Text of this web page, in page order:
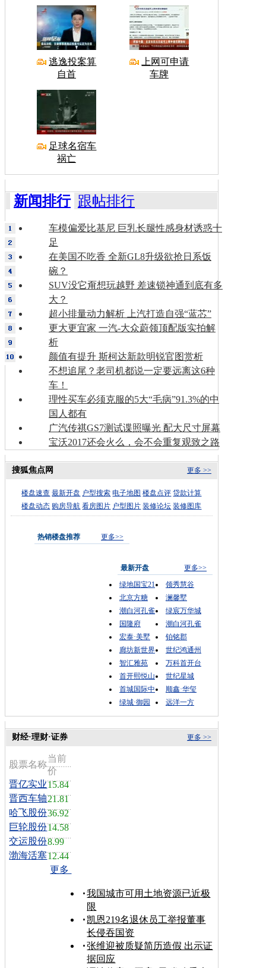
逃逸投案算
自首
上网可申请
车牌
足球名宿车
祸亡
新闻排行 跟帖排行
车模偏爱比基尼 巨乳长腿性感身材诱惑十
足
在美国不吃香 全新GL8升级欲抢日系饭
碗？
SUV没它甭想玩越野 差速锁神通到底有多
大？
超小排量动力解析 上汽打造自强“蓝芯”
更大更宜家 一汽-大众蔚领顶配版实拍解
析
颜值有提升 斯柯达新款明锐官图赏析
不想追尾？老司机都说一定要远离这6种
车！
理性买车必须克服的5大“毛病”91.3%的中
国人都有
广汽传祺GS7测试谍照曝光 配大尺寸屏幕
宝沃2017还会火么，会不会重复观致之路
更多 >>
搜狐焦点网
楼盘速查 最新开盘 户型搜索 电子地图 楼盘点评 贷款计算
楼盘动态 购房导航 看房图片 户型图片 装修论坛 装修图库
热销楼盘推荐 更多>>
最新开盘
更多>>
绿地国宝21
领秀慧谷
北京方糖
澜馨墅
潮白河孔雀
绿宸万华城
国隆府
潮白河孔雀
宏泰·美墅
铂铭郡
廊坊新世界
世纪鸿通州
智汇雅苑
万科首开台
首开熙悦山
世纪星城
首城国际中
顺鑫·华玺
绿城·御园
远洋一方
更多 >>
财经·理财·证券
股票名称
当前
价
晋亿实业15.84
晋西车轴21.81
哈飞股份36.92
巨轮股份14.58
交运股份8.99
渤海活塞12.44
更多
我国城市可用土地资源已近极
限
凯恩219名退休员工举报董事
长侵吞国资
张维迎被质疑简历造假 出示证
据回应